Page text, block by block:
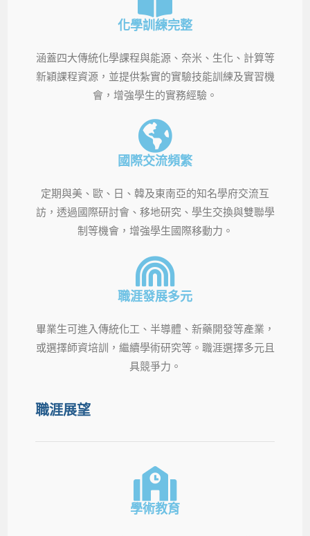
化學訓練完整
涵蓋四大傳統化學課程與能源、奈米、生化、計算等
新穎課程資源，並提供紮實的實驗技能訓練及實習機
會，增強學生的實務經驗。
國際交流頻繁
定期與美、歐、日、韓及東南亞的知名學府交流互
訪，透過國際研討會、移地研究、學生交換與雙聯學
制等機會，增強學生國際移動力。
職涯發展多元
畢業生可進入傳統化工、半導體、新藥開發等產業，
或選擇師資培訓，繼續學術研究等。職涯選擇多元且
具競爭力。
職涯展望
學術教育